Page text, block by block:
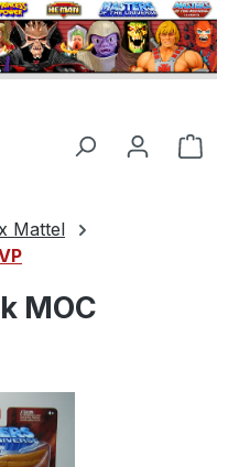
Mattel
MOC